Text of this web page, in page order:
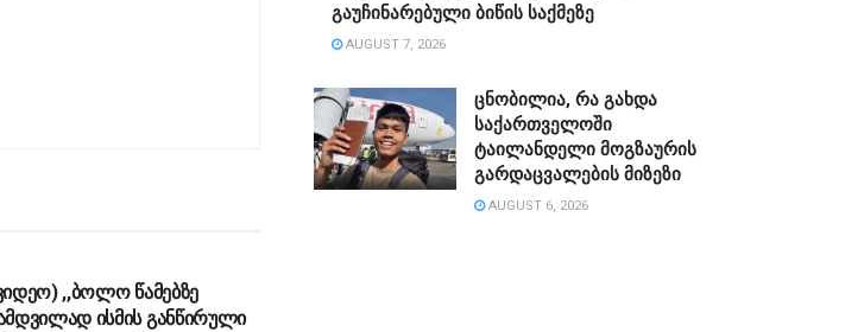
,,ბოლო წამებზე
ისმის განწირული
გაუჩინარებული ბიწის საქმეზე
AUGUST 7, 2026
ცნობილია, რა გახდა
საქართველოში
ტაილანდელი მოგზაურის
გარდაცვალების მიზეზი
AUGUST 6, 2026